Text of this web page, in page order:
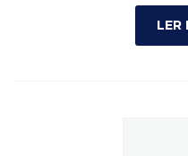
LER